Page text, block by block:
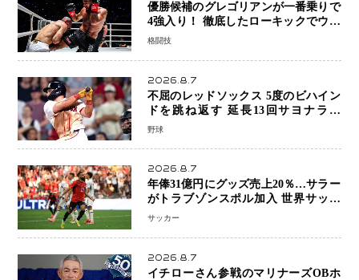
優勝候補のグレゴリアンが一番乗りで
4強入り！ 徹底したローキックでウス
ビャンを攻略、判定勝利
格闘技
2026.8.7
不屈のレッドソックス 5度のビハイン
ドを跳ね返す 延長13回サヨナラ勝
ち 吉田正尚選手も2安打1打点で貢献 4
野球
2026.8.7
年俸31億円にグッズ売上20％…サラー
がトラブゾンスポル加入 世界サッカ
ーは「五大リーグ一強」から新時代へ
サッカー
2026.8.7
イチローさん参戦のマリナーズOBホ